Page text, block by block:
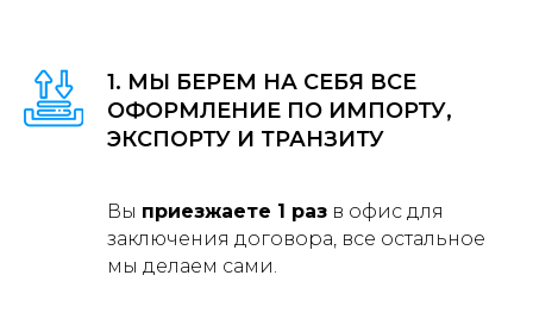
1. МЫ БЕРЕМ НА СЕБЯ ВСЕ
ОФОРМЛЕНИЕ ПО ИМПОРТУ,
ЭКСПОРТУ И ТРАНЗИТУ
Вы приезжаете 1 раз в офис для
заключения договора, все остальное
мы делаем сами.